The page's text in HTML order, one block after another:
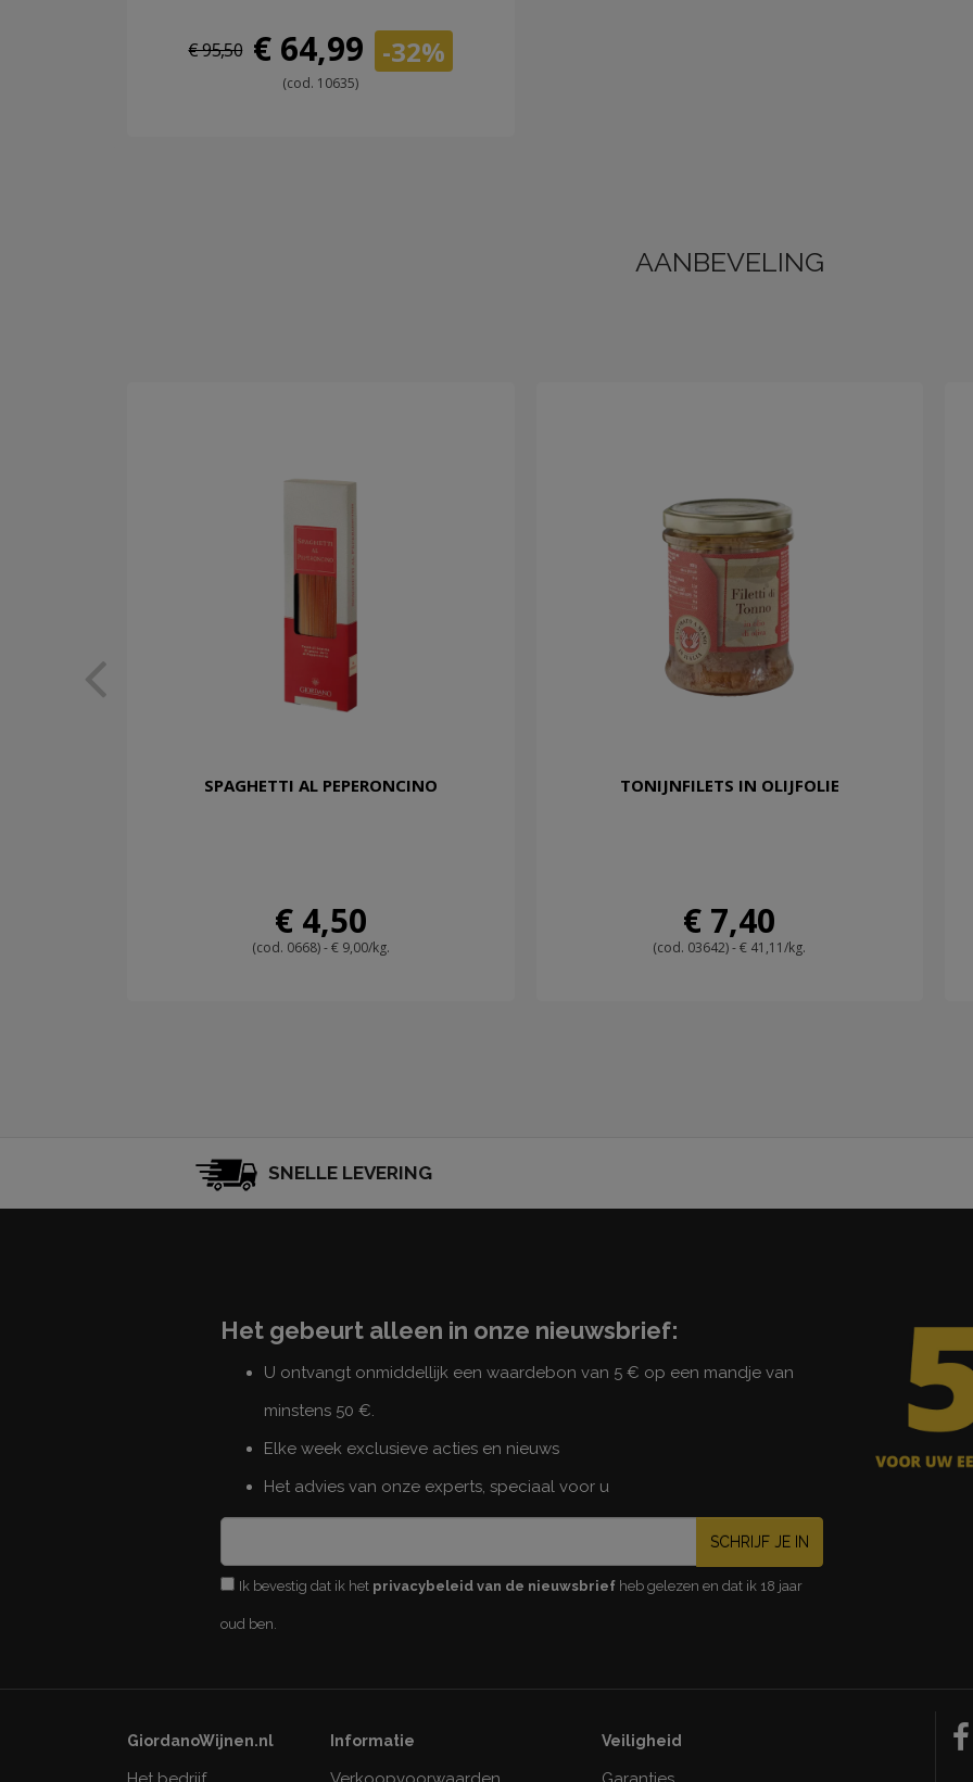
€ 95,50 € 64,99 -32%
(cod. 10635)
AANBEVELING
SPAGHETTI AL PEPERONCINO
€ 4,50
(cod. 0668) - € 9,00/kg.
TONIJNFILETS IN OLIJFOLIE
€ 7,40
(cod. 03642) - € 41,11/kg.
SNELLE LEVERING
Het gebeurt alleen in onze nieuwsbrief:
U ontvangt onmiddellijk een waardebon van 5 € op een mandje van
minstens 50 €.
Elke week exclusieve acties en nieuws
Het advies van onze experts, speciaal voor u
SCHRIJF JE IN
Ik bevestig dat ik het privacybeleid van de nieuwsbriefheb gelezen en dat ik 18 jaar
oud ben.
GiordanoWijnen.nl Informatie Veiligheid